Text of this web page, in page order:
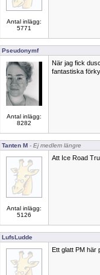
Antal inlägg:
5771
Pseudonymf
Antal inlägg:
8282
När jag fick
fantastiska
Tanten M - Ej medlem längre
Antal inlägg:
5126
Att Ice Road
LufsLudde
Ett glatt PM här